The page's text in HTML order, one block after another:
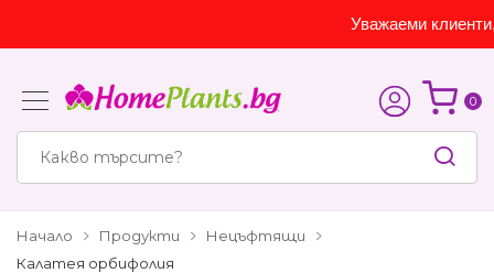
Уважаеми клиенти,
0
Начало Продукти
Нецъфтящи
Калатея орбифолия